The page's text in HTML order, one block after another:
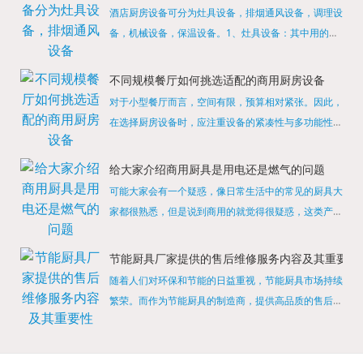
酒店厨房设备可分为灶具设备，排烟通风设备，调理设
备，机械设备，保温设备。1、灶具设备：其中用的较
缺少的，经过相关检测证明的合格设备才能进行使用，
不同规模餐厅如何挑选适配的商用厨房设备
对于小型餐厅而言，空间有限，预算相对紧张。因此，
在选择厨房设备时，应注重设备的紧凑性与多功能性。
烹饪设备，既能节省空间，又能满足多样化的烹饪需
给大家介绍商用厨具是用电还是燃气的问题
可能大家会有一个疑惑，像日常生活中的常见的厨具大
家都很熟悉，但是说到商用的就觉得很疑惑，这类产品
店用的就是商用的吗?还真别说，真被大家猜对了，这
节能厨具厂家提供的售后维修服务内容及其重要性
随着人们对环保和节能的日益重视，节能厨具市场持续
繁荣。而作为节能厨具的制造商，提供高品质的售后维